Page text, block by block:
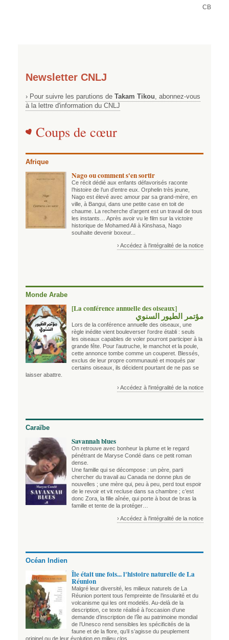
CB
Newsletter CNLJ
› Pour suivre les parutions de Takam Tikou , abonnez-vous
à la lettre d'information du CNLJ
Coups de cœur
Afrique
Nago ou comment s'en sortir
Ce récit dédié aux enfants défavorisés raconte
l’histoire de l’un d’entre eux. Orphelin très jeune,
Nago est élevé avec amour par sa grand-mère, en
ville, à Bangui, dans une petite case en toit de
chaume. La recherche d’argent est un travail de tous
les instants… Après avoir vu le film sur la victoire
historique de Mohamed Ali à Kinshasa, Nago
souhaite devenir boxeur...
› Accédez à l'intégralité de la notice
Monde Arabe
[La conférence annuelle des oiseaux]
مؤتمر الطيور السنوي
Lors de la conférence annuelle des oiseaux, une
règle inédite vient bouleverser l’ordre établi : seuls
les oiseaux capables de voler pourront participer à la
grande fête. Pour l’autruche, le manchot et la poule,
cette annonce tombe comme un couperet. Blessés,
exclus de leur propre communauté et moqués par
certains oiseaux, ils décident pourtant de ne pas se
laisser abattre.
› Accédez à l'intégralité de la notice
Caraïbe
Savannah blues
On retrouve avec bonheur la plume et le regard
pénétrant de Maryse Condé dans ce petit roman
dense.
Une famille qui se décompose : un père, parti
chercher du travail au Canada ne donne plus de
nouvelles ; une mère qui, peu à peu, perd tout espoir
de le revoir et vit recluse dans sa chambre ; c’est
donc Zora, la fille aînée, qui porte à bout de bras la
famille et tente de la protéger…
› Accédez à l'intégralité de la notice
Océan Indien
Île était une fois... l'histoire naturelle de La
Réunion
Malgré leur diversité, les milieux naturels de La
Réunion portent tous l’empreinte de l’insularité et du
volcanisme qui les ont modelés. Au-delà de la
description, ce texte réalisé à l’occasion d’une
demande d’inscription de l’île au patrimoine mondial
de l’Unesco rend sensibles les spécificités de la
faune et de la flore, qu’il s’agisse du peuplement
originel ou de leur évolution en milieu clos.